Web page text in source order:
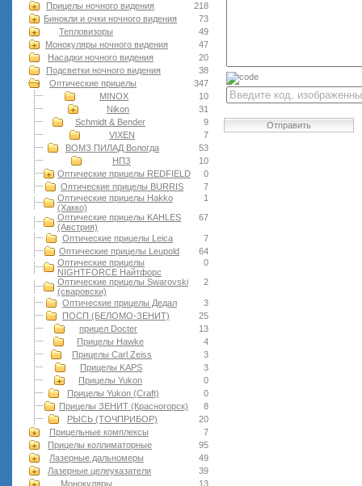
218
Прицелы ночного видения
73
Бинокли и очки ночного видения
49
Тепловизоры
47
Монокуляры ночного видения
20
Насадки ночного видения
38
Подсветки ночного видения
347
Оптические прицелы
10
MINOX
31
Nikon
9
Schmidt & Bender
7
VIXEN
53
ВОМЗ ПИЛАД Вологда
10
НПЗ
0
Оптические прицелы REDFIELD
7
Оптические прицелы BURRIS
1
Оптические прицелы Hakko
(Хакко)
67
Оптические прицелы KAHLES
(Австрия)
7
Оптические прицелы Leica
64
Оптические прицелы Leupold
0
Оптические прицелы
NIGHTFORCE Найтфорс
2
Оптические прицелы Swarovski
(сваровски)
3
Оптические прицелы Дедал
25
ПОСП (БЕЛОМО-ЗЕНИТ)
13
прицел Docter
4
Прицелы Hawke
3
Прицелы Carl Zeiss
3
Прицелы KAPS
0
Прицелы Yukon
0
Прицелы Yukon (Craft)
8
Прицелы ЗЕНИТ (Красногорск)
20
РЫСЬ (ТОЧПРИБОР)
7
Прицельные комплексы
95
Прицелы коллиматорные
49
Лазерные дальномеры
39
Лазерные целеуказатели
13
Монокуляры
Отправить